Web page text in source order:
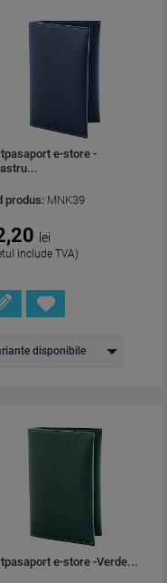
e-store -
produs: MNK39
lei
include TVA)
disponibile
e-store -Verde...